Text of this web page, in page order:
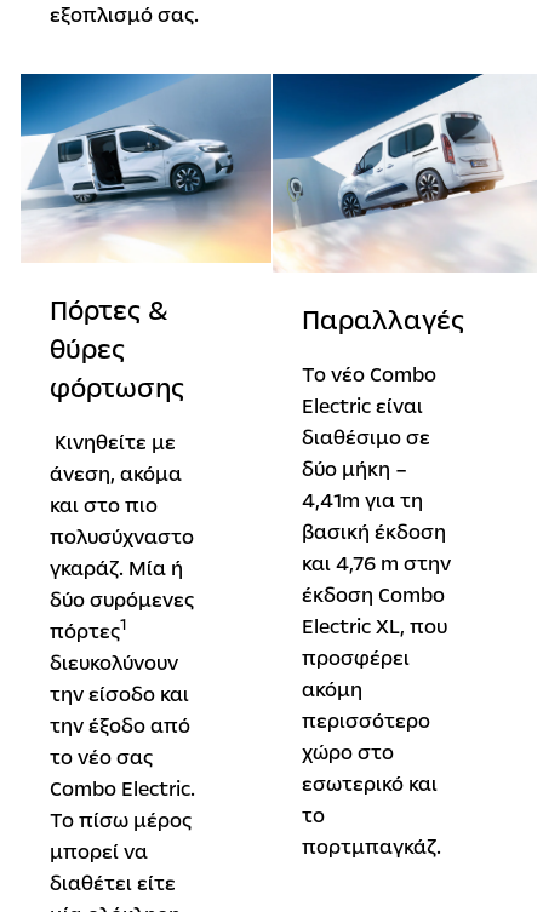
εξοπλισμό σας.
Πόρτες &
θύρες
φόρτωσης
Κινηθείτε με
άνεση, ακόμα
και στο πιο
πολυσύχναστο
γκαράζ. Μία ή
δύο συρόμενες
πόρτες1
διευκολύνουν
την είσοδο και
την έξοδο από
το νέο σας
Combo Electric.
Το πίσω μέρος
μπορεί να
διαθέτει είτε
Παραλλαγές
Το νέο Combo
Electric είναι
διαθέσιμο σε
δύο μήκη –
4,41m για τη
βασική έκδοση
και 4,76 m στην
έκδοση Combo
Electric XL, που
προσφέρει
ακόμη
περισσότερο
χώρο στο
εσωτερικό και
το
πορτμπαγκάζ.